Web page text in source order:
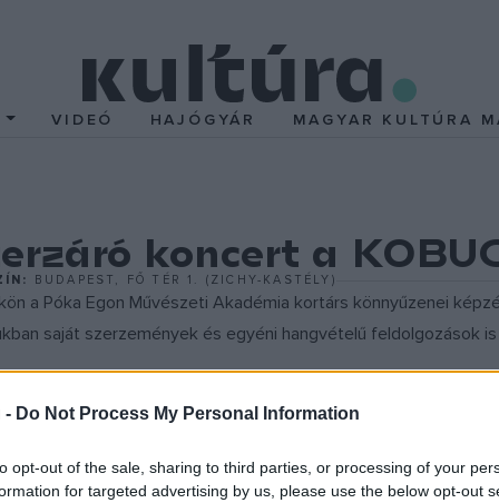
- Do Not Process My Personal Information
opt-out of the sale, sharing to third parties, or processing of your
for targeted advertising by us, please use the below opt-out
VIDEÓ HAJÓGYÁR MAGYAR KULTÚRA
koncert a
BUDAPEST, FŐ TÉR 1. (ZICHY-KASTÉLY)
a Póka Egon Művészeti Akadémia kortárs könnyűzenei
saját szerzemények és egyéni hangvételű feldolgozások
Karának budapesti kihelyezett tagozata, amely a
meg az első gálát, akkor az első évfolyamuk hallgatói